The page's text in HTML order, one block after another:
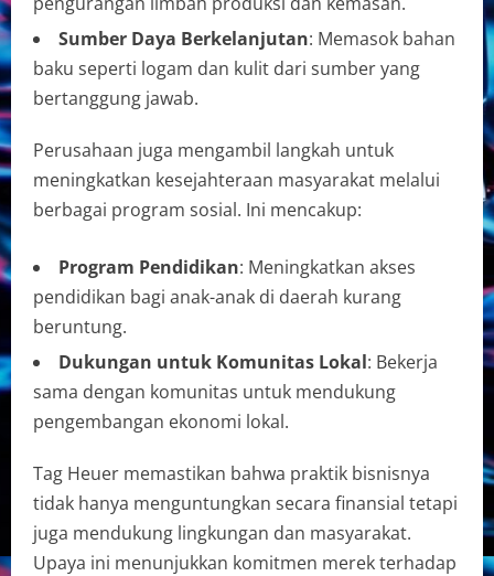
Sumber Daya Berkelanjutan: Memasok bahan
baku seperti logam dan kulit dari sumber yang
bertanggung jawab.
Perusahaan juga mengambil langkah untuk
meningkatkan kesejahteraan masyarakat melalui
berbagai program sosial. Ini mencakup:
Program Pendidikan: Meningkatkan akses
pendidikan bagi anak-anak di daerah kurang
beruntung.
Dukungan untuk Komunitas Lokal: Bekerja
sama dengan komunitas untuk mendukung
pengembangan ekonomi lokal.
Tag Heuer memastikan bahwa praktik bisnisnya
tidak hanya menguntungkan secara finansial tetapi
juga mendukung lingkungan dan masyarakat.
Upaya ini menunjukkan komitmen merek terhadap